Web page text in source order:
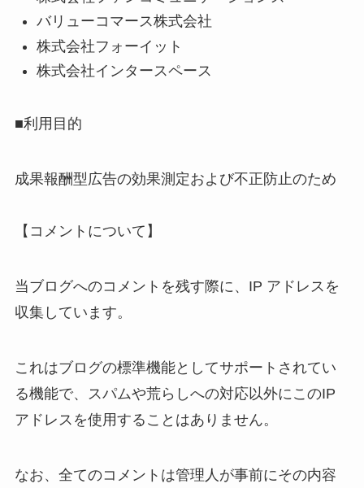
バリューコマース株式会社
株式会社フォーイット
株式会社インタースペース
■利用目的
成果報酬型広告の効果測定および不正防止のため
【コメントについて】
当ブログへのコメントを残す際に、IP アドレスを
収集しています。
これはブログの標準機能としてサポートされてい
る機能で、スパムや荒らしへの対応以外にこのIP
アドレスを使用することはありません。
なお、全てのコメントは管理人が事前にその内容